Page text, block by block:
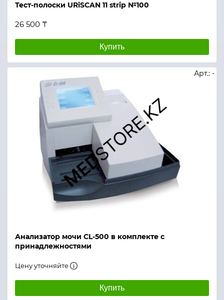
Тест-полоски URiSCAN 11 strip №100
26 500 ₸
Купить
Анализатор мочи CL-500 в комплекте c
принадлежностями
Арт.: -
Цену уточняйте
Купить